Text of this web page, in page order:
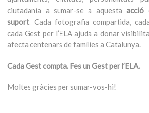
ciutadania a sumar-se a aquestaacció
suport. Cada fotografia compartida,
cada Gest per l’ELA ajuda a donar
afecta centenars de famílies a Catalunya.
Cada Gest compta. Fes un Gest per l’ELA.
Moltes gràcies per sumar-vos-hi!